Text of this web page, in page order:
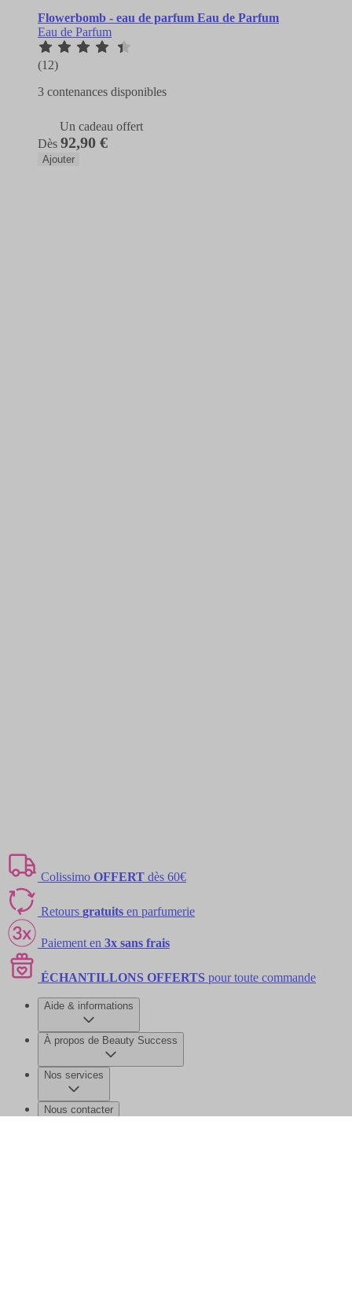
Flowerbomb - eau de parfum Eau de Parfum
Eau de Parfum
(12)
3 contenances disponibles
Un cadeau offert
Dès 92,90 €
Ajouter
Colissimo OFFERT dès 60€
Retours gratuits en parfumerie
Paiement en 3x sans frais
ÉCHANTILLONS OFFERTS pour toute commande
Aide & informations
À propos de Beauty Success
Nos services
Nous contacter